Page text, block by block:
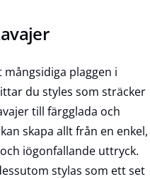
mångsidiga plaggen i
du styles som sträcker
till färgglada och
skapa allt från en enkel,
iögonfallande uttryck.
stylas som ett set